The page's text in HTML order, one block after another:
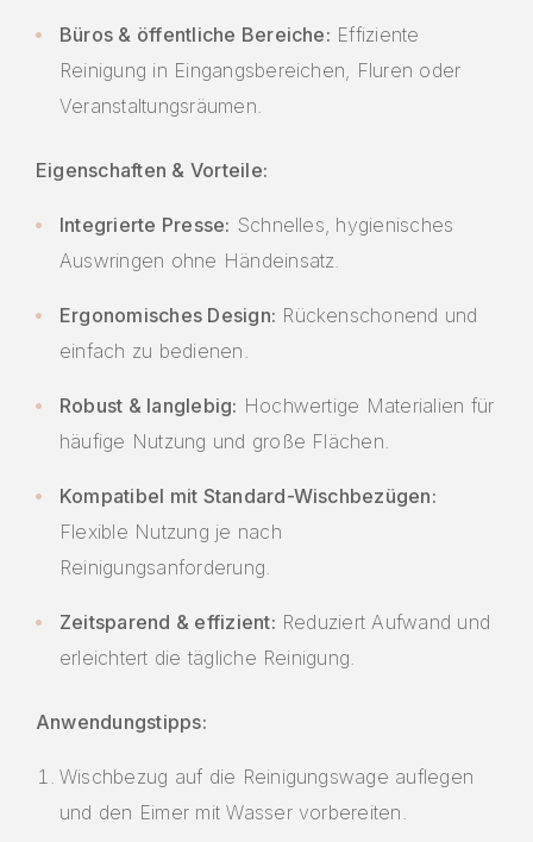
Büros & öffentliche Bereiche: Effiziente
Reinigung in Eingangsbereichen, Fluren oder
Veranstaltungsräumen.
Eigenschaften & Vorteile:
Integrierte Presse: Schnelles, hygienisches
Auswringen ohne Händeinsatz.
Ergonomisches Design: Rückenschonend und
einfach zu bedienen.
Robust & langlebig: Hochwertige Materialien für
häufige Nutzung und große Flächen.
Kompatibel mit Standard-Wischbezügen:
Flexible Nutzung je nach
Reinigungsanforderung.
Zeitsparend & effizient: Reduziert Aufwand und
erleichtert die tägliche Reinigung.
Anwendungstipps:
Wischbezug auf die Reinigungswage auflegen
und den Eimer mit Wasser vorbereiten.